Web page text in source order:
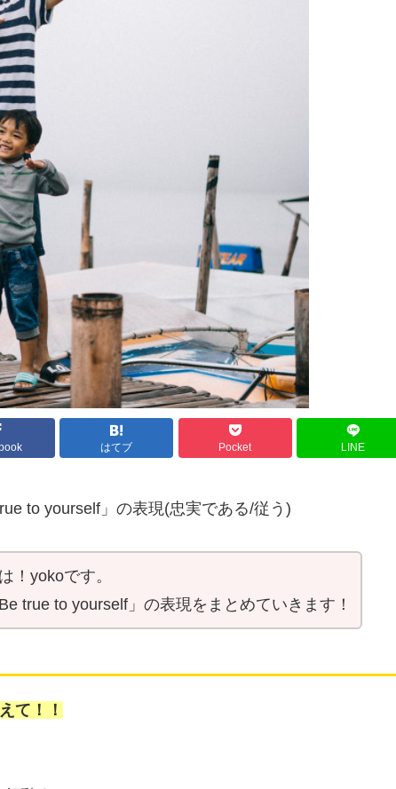
はてブ Pocket LINE
to yourself」の表現(忠実である/従う)
！yokoです。
true to yourself」の表現をまとめていきます！
て！！